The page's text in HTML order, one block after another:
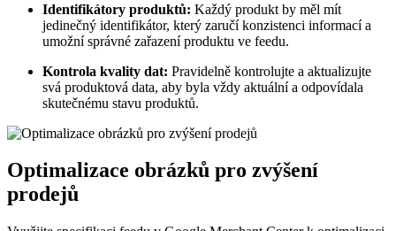
Identifikátory produktů: Každý produkt by měl mít
jedinečný identifikátor, který zaručí konzistenci informací a
umožní správné zařazení produktu ve feedu.
Kontrola kvality dat: Pravidelně kontrolujte a aktualizujte
svá produktová data, aby byla vždy aktuální a odpovídala
skutečnému stavu produktů.
Optimalizace obrázků pro zvýšení
prodejů